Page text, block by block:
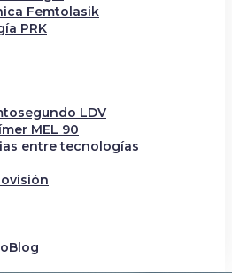
Femtolasik
PRK
LDV
MEL 90
entre tecnologías